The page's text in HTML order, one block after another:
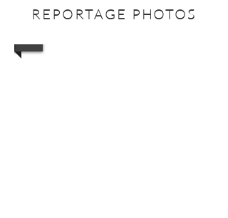
REPORTAGE PHOTOS